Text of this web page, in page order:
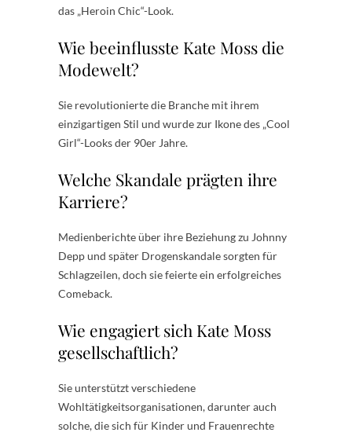
das „Heroin Chic“-Look.
Wie beeinflusste Kate Moss die
Modewelt?
Sie revolutionierte die Branche mit ihrem
einzigartigen Stil und wurde zur Ikone des „Cool
Girl“-Looks der 90er Jahre.
Welche Skandale prägten ihre
Karriere?
Medienberichte über ihre Beziehung zu Johnny
Depp und später Drogenskandale sorgten für
Schlagzeilen, doch sie feierte ein erfolgreiches
Comeback.
Wie engagiert sich Kate Moss
gesellschaftlich?
Sie unterstützt verschiedene
Wohltätigkeitsorganisationen, darunter auch
solche, die sich für Kinder und Frauenrechte